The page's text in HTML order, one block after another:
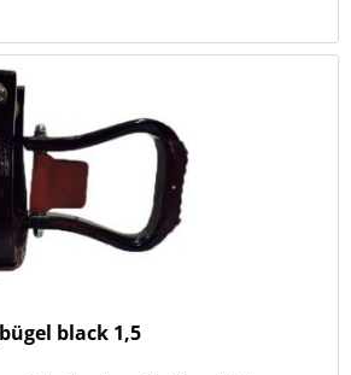
black 1,5